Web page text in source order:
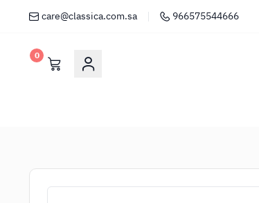
966575544666
care@classica.com.sa
0